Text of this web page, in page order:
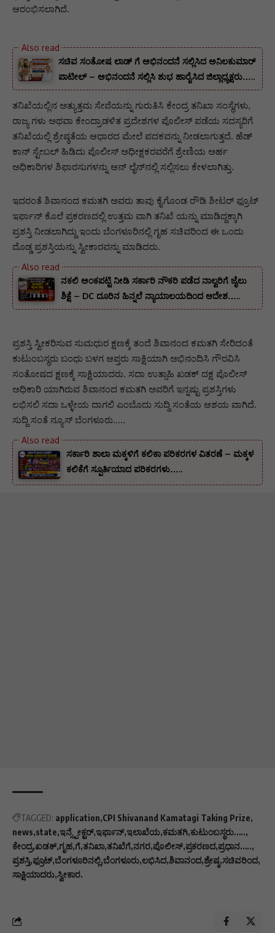
ಆರಂಭಿಸಲಾಗಿದೆ.
ಸಚಿವ ಸಂತೋಷ ಲಾಡ್ ಗೆ ಅಭಿನಂದನೆ ಸಲ್ಲಿಸಿದ ಅನಿಲಕುಮಾರ್
ಪಾಟೀಲ್ – ಅಭಿನಂದನೆ ಸಲ್ಲಿಸಿ ಶುಭ ಹಾರೈಸಿದ ಜಿಲ್ಲಾಧ್ಯಕ್ಷರು…..
ತನಿಖೆಯಲ್ಲಿನ ಅತ್ಯುತ್ತಮ ಸೇವೆಯನ್ನು ಗುರುತಿಸಿ ಕೇಂದ್ರ ತನಿಖಾ ಸಂಸ್ಥೆಗಳು,
ರಾಜ್ಯ ಗಳು ಅಥವಾ ಕೇಂದ್ರಾಡಳಿತ ಪ್ರದೇಶಗಳ ಪೊಲೀಸ್ ಪಡೆಯ ಸದಸ್ಯರಿಗೆ
ತನಿಖೆಯಲ್ಲಿ ಶ್ರೇಷ್ಠತೆಯ ಆಧಾರದ ಮೇಲೆ ಪದಕವನ್ನು ನೀಡಲಾಗುತ್ತದೆ. ಹೆಡ್
ಕಾನ್ ಸ್ಟೇಬಲ್ ಹಿಡಿದು ಪೊಲೀಸ್ ಅಧೀಕ್ಷಕರವರೆಗೆ ಶ್ರೇಣಿಯ ಅರ್ಹ
ಅಧಿಕಾರಿಗಳ ಶಿಫಾರಸುಗಳನ್ನು ಆನ್‌ ಲೈನ್‌ನಲ್ಲಿ ಸಲ್ಲಿಸಲು ಕೇಳಲಾಗಿತ್ತು.
ಇದರಂತೆ ಶಿವಾನಂದ ಕಮತಗಿ ಅವರು ತಾವು ಕೈಗೊಂಡ ರೌಡಿ ಶೀಟರ್ ಫ್ರೂಟ್
ಇರ್ಫಾನ್ ಕೊಲೆ ಪ್ರಕರಣದಲ್ಲಿ ಉತ್ತಮ ವಾಗಿ ತನಿಖೆ ಯನ್ನು ಮಾಡಿದ್ದಕ್ಕಾಗಿ
ಪ್ರಶಸ್ತಿ ನೀಡಲಾಗಿದ್ದು ಇಂದು ಬೆಂಗಳೂರಿನಲ್ಲಿ ಗೃಹ ಸಚಿವರಿಂದ ಈ ಒಂದು
ದೊಡ್ಡ ಪ್ರಶಸ್ತಿಯನ್ನು ಸ್ವೀಕಾರವನ್ನು ಮಾಡಿದರು.
ನಕಲಿ ಅಂಕಪಟ್ಟಿ ನೀಡಿ ಸರ್ಕಾರಿ ನೌಕರಿ ಪಡೆದ ನಾಲ್ವರಿಗೆ ಜೈಲು
ಶಿಕ್ಷೆ – DC ದೂರಿನ ಹಿನ್ನಲೆ ನ್ಯಾಯಾಲಯದಿಂದ ಆದೇಶ…..
ಪ್ರಶಸ್ತಿ ಸ್ವೀಕರಿಸುವ ಸುಮಧುರ ಕ್ಷಣಕ್ಕೆ ತಂದೆ ಶಿವಾನಂದ ಕಮತಗಿ ಸೇರಿದಂತೆ
ಕುಟುಂಬಸ್ಥರು ಬಂಧು ಬಳಗ ಆಪ್ತರು ಸಾಕ್ಷಿಯಾಗಿ ಅಭಿನಂದಿಸಿ ಗೌರವಿಸಿ
ಸಂತೋಷದ ಕ್ಷಣಕ್ಕೆ ಸಾಕ್ಷಿಯಾದರು. ಸದಾ ಉತ್ಸಾಹಿ ಖಡಕ್ ದಕ್ಷ ಪೊಲೀಸ್
ಅಧಿಕಾರಿ ಯಾಗಿರುವ ಶಿವಾನಂದ ಕಮತಗಿ ಅವರಿಗೆ ಇನ್ನಷ್ಟು ಪ್ರಶಸ್ತಿಗಳು
ಲಭಿಸಲಿ ಸದಾ ಒಳ್ಳೇಯ ದಾಗಲಿ ಎಂಬೊದು ಸುದ್ದಿ ಸಂತೆಯ ಆಶಯ ವಾಗಿದೆ.
ಸುದ್ದಿ ಸಂತೆ ನ್ಯೂಸ್ ಬೆಂಗಳೂರು…..
ಸರ್ಕಾರಿ ಶಾಲಾ ಮಕ್ಕಳಿಗೆ ಕಲಿಕಾ ಪರಿಕರಗಳ ವಿತರಣೆ – ಮಕ್ಕಳ
ಕಲಿಕೆಗೆ ಸ್ಪೂರ್ತಿಯಾದ ಪರಿಕರಗಳು…..
TAGGED: application CPI Shivanand Kamatagi Taking Prize
news state ಇನ್ಸ್ಪೇಕ್ಟರ್ ಇರ್ಫಾನ್ ಇಲಾಖೆಯ ಕಮತಗಿ ಕುಟುಂಬಸ್ಥರು…..
ಕೇಂದ್ರ ಖಡಕ್ ಗೃಹ ಗೆ ತನಿಖಾ ತನಿಖೆಗೆ ನಗರ ಪೊಲೀಸ್ ಪ್ರಕರಣದ ಪ್ರಧಾನ…..
ಪ್ರಶಸ್ತಿ ಫ್ರೂಟ್ ಬೆಂಗಳೂರಿನಲ್ಲಿ ಬೆಂಗಳೂರು ಲಭಿಸಿದ ಶಿವಾನಂದ ಶ್ರೇಷ್ಠ ಸಚಿವರಿಂದ
ಸಾಕ್ಷಿಯಾದರು ಸ್ವೀಕಾರ.